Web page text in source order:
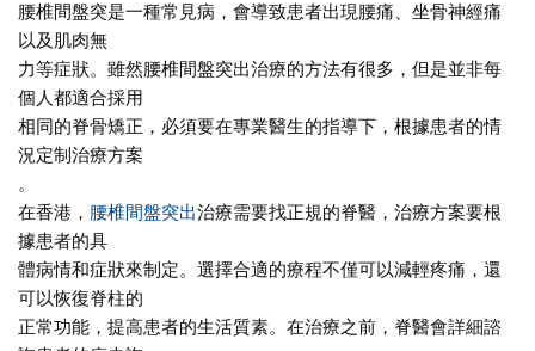
腰椎間盤突是一種常見病，會導致患者出現腰痛、坐骨神經痛
以及肌肉無
力等症狀。雖然腰椎間盤突出治療的方法有很多，但是並非每
個人都適合採用
相同的脊骨矯正，必須要在專業醫生的指導下，根據患者的情
況定制治療方案
。
在香港， 腰椎間盤突出治療需要找正規的脊醫，治療方案要根
據患者的具
體病情和症狀來制定。選擇合適的療程不僅可以減輕疼痛，還
可以恢復脊柱的
正常功能，提高患者的生活質素。在治療之前，脊醫會詳細諮